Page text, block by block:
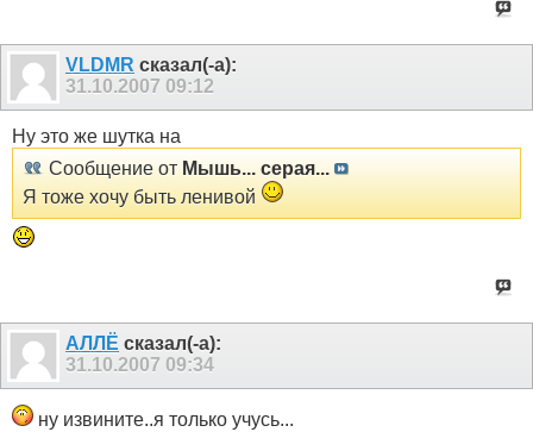
VLDMR сказал(-а):
31.10.2007 09:12
Ну это же шутка на
Сообщение от Мышь... серая...
Я тоже хочу быть ленивой
АЛЛЁ сказал(-а):
31.10.2007 09:34
ну извините..я только учусь...